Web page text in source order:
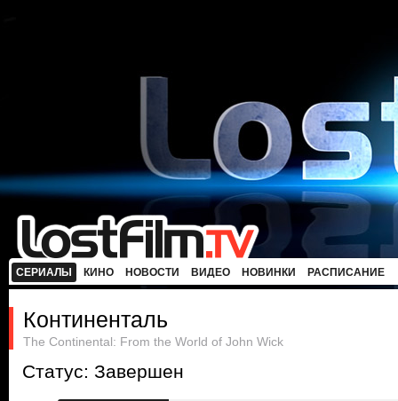
СЕРИАЛЫ КИНО НОВОСТИ ВИДЕО НОВИНКИ РАСПИСАНИЕ
Континенталь
The Continental: From the World of John Wick
Статус: Завершен